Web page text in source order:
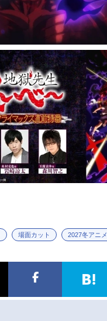
場面カット 2027冬アニメ